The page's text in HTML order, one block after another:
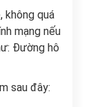
không quá
mạng nếu
Đường hô
sau đây: